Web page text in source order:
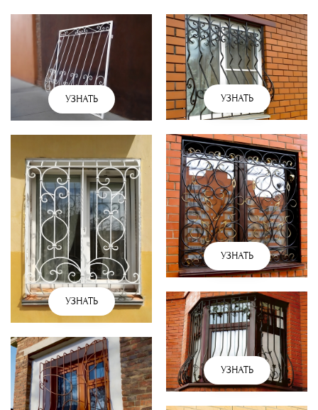
УЗНАТЬ
УЗНАТЬ
УЗНАТЬ
УЗНАТЬ
УЗНАТЬ